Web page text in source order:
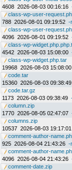
4608 2026-08-03 00:16:16
class-wp-user-
788 2026-08-01 09:19:52 -
class-wp-user-
4096 2026-08-01 09:19:52
class-wp-
4542 2026-08-03 15:08:00
class-wp-widget.php.tar
19968 2026-08-03 15:08:00
code.tar
15360 2026-08-03 09:38:49
code.tar.gz
1173 2026-08-03 09:38:49
column.zip
1770 2026-08-05 02:47:07
columns.zip
10537 2026-08-03 19:17:01
comment-author-
925 2026-08-04 21:43:26 -
comment-author-
4096 2026-08-04 21:43:26
comment-date.zip